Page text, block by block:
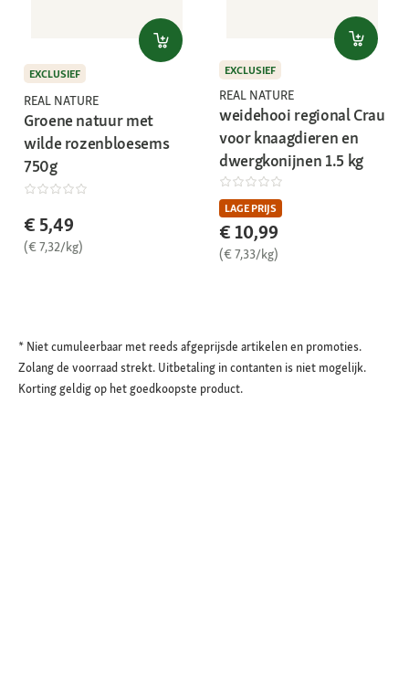
EXCLUSIEF
REAL NATURE
Groene natuur met
wilde rozenbloesems
750g
€ 5,49
(€ 7,32/kg)
EXCLUSIEF
REAL NATURE
weidehooi regional Crau
voor knaagdieren en
dwergkonijnen 1.5 kg
LAGE PRIJS
€ 10,99
(€ 7,33/kg)
* Niet cumuleerbaar met reeds afgeprijsde artikelen en promoties.
Zolang de voorraad strekt. Uitbetaling in contanten is niet mogelijk.
Korting geldig op het goedkoopste product.